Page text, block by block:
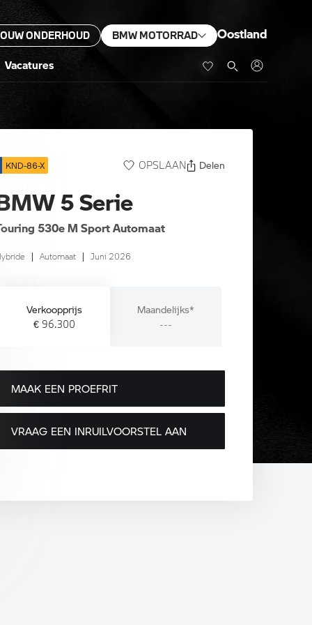
ONDERHOUD BMW MOTORRAD Oostland
Vacatures
KND-86-X OPSLAAN Delen
5 Serie
530e M Sport Automaat
| Automaat | Juni 2026
Verkoopprijs
€ 96.300
Maandelijks*
---
MAAK EEN PROEFRIT
VRAAG EEN INRUILVOORSTEL AAN